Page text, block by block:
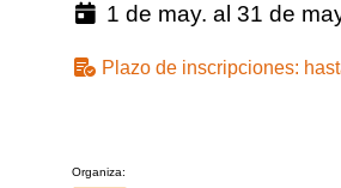
1 de may. al 31 de
Plazo de inscripciones:
Organiza: